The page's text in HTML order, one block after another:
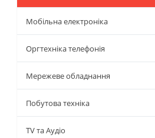
Мобільна електроніка
Оргтехніка телефонія
Мережеве обладнання
Побутова техніка
TV та Аудіо